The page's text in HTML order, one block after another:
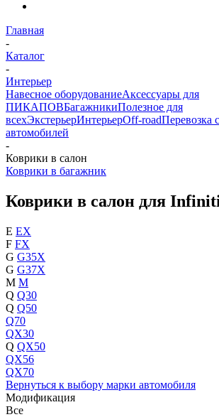
Главная
-
Каталог
-
Интерьер
Навесное оборудованиеАксессуары для
ПИКАПОВБагажникиПолезное для
всехЭкстерьерИнтерьерOff-roadПеревозка
автомобилей
-
Коврики в салон
Коврики в багажник
Коврики в салон для
E EX
F FX
G G35X
G G37X
M M
Q Q30
Q Q50
Q70
QX30
Q QX50
QX56
QX70
Вернуться к выбору марки автомобиля
Модификация
Все